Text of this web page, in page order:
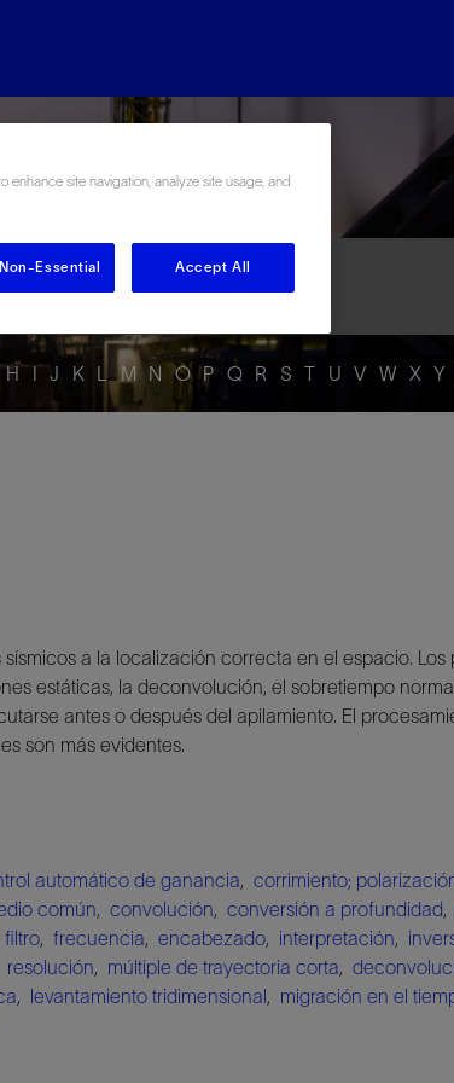
Español
H I J K L M N O P Q R S T U V W X Y
a la localización correcta en el espacio. Los
estáticas, la deconvolución, el sobretiempo
antes o después del apilamiento. El
son más evidentes.
automático de ganancia, corrimiento;
común, convolución, conversión a profundidad,
filtro, frecuencia, encabezado, interpretación,
resolución, múltiple de trayectoria corta,
, levantamiento tridimensional, migración en el
enhance site navigation, analyze site usage, and
Essential Accept All